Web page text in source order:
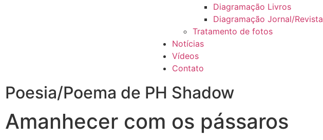
Diagramação Livros
Diagramação Jornal/Revista
Tratamento de fotos
Notícias
Vídeos
Contato
Poesia/Poema de PH Shadow
Amanhecer com os pássaros